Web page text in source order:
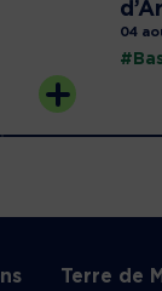
04
Terre de